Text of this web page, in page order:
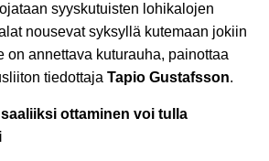
syyskutuisten lohikalojen
nousevat syksyllä kutemaan jokiin
on annettava kuturauha, painottaa
tiedottaja Tapio Gustafsson.
ottaminen voi tulla